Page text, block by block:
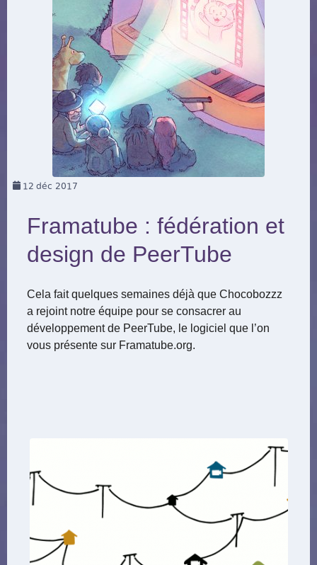
12 déc 2017
Framatube : fédération et
design de PeerTube
Cela fait quelques semaines déjà que Chocobozzz
a rejoint notre équipe pour se consacrer au
développement de PeerTube, le logiciel que l’on
vous présente sur Framatube.org.